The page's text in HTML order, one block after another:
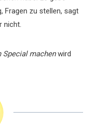
Fragen zu stellen, sagt
nicht.
Special machenwird